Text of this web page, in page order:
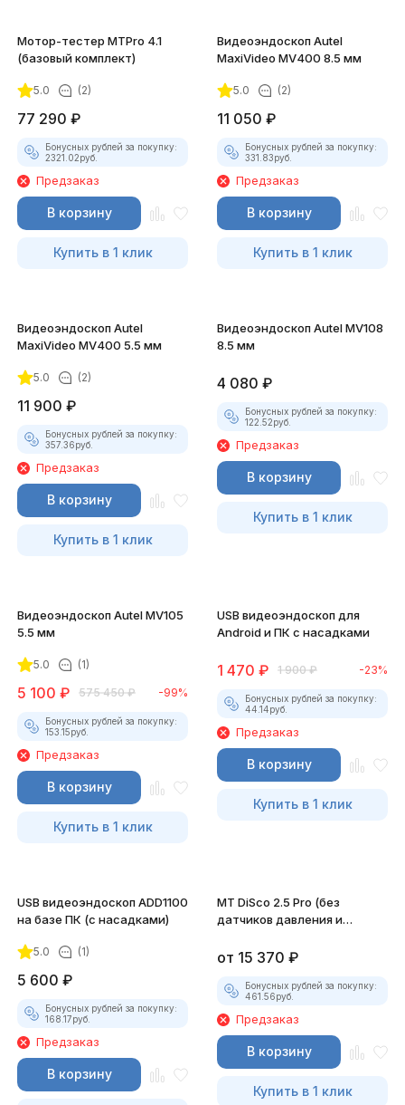
Мотор-тестер MTPro 4.1
(базовый комплект)
5.0 (2)
77 290 ₽
Бонусных рублей за покупку:
2321.02руб.
Предзаказ
В корзину
Купить в 1 клик
Видеоэндоскоп Autel
MaxiVideo MV400 8.5 мм
5.0 (2)
11 050 ₽
Бонусных рублей за покупку:
331.83руб.
Предзаказ
В корзину
Купить в 1 клик
Видеоэндоскоп Autel
MaxiVideo MV400 5.5 мм
5.0 (2)
11 900 ₽
Бонусных рублей за покупку:
357.36руб.
Предзаказ
В корзину
Купить в 1 клик
Видеоэндоскоп Autel MV108
8.5 мм
4 080 ₽
Бонусных рублей за покупку:
122.52руб.
Предзаказ
В корзину
Купить в 1 клик
Видеоэндоскоп Autel MV105
5.5 мм
5.0 (1)
5 100 ₽ 575 450 ₽ -99%
Бонусных рублей за покупку:
153.15руб.
Предзаказ
В корзину
Купить в 1 клик
USB видеоэндоскоп для
Android и ПК с насадками
1 470 ₽ 1 900 ₽ -23%
Бонусных рублей за покупку:
44.14руб.
Предзаказ
В корзину
Купить в 1 клик
USB видеоэндоскоп ADD1100
на базе ПК (с насадками)
5.0 (1)
5 600 ₽
Бонусных рублей за покупку:
168.17руб.
Предзаказ
В корзину
MT DiSco 2.5 Pro (без
датчиков давления и
от 15 370 ₽
Бонусных рублей за покупку:
461.56руб.
Предзаказ
В корзину
Купить в 1 клик